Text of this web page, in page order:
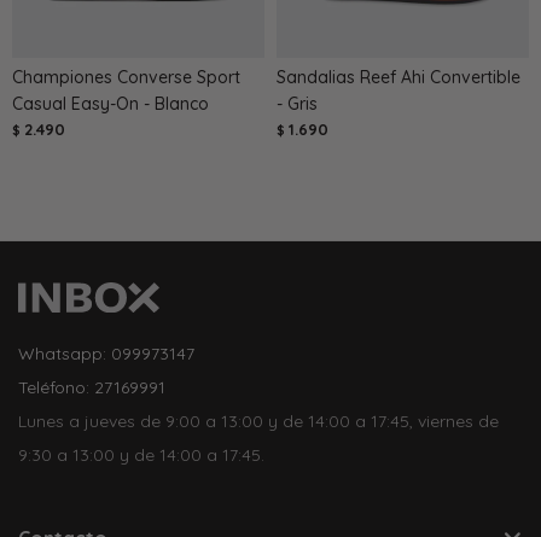
Championes Converse Sport
Casual Easy-On - Blanco
$ 2.490
Sandalias Reef Ahi Convertible
- Gris
$ 1.690
Whatsapp: 099973147
Teléfono: 27169991
Lunes a jueves de 9:00 a 13:00 y de 14:00 a 17:45, viernes de
9:30 a 13:00 y de 14:00 a 17:45.